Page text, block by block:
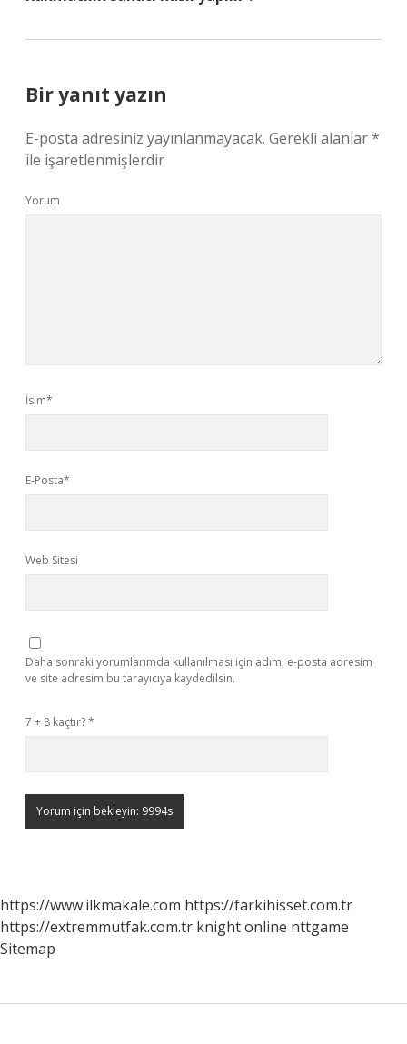
Bir yanıt yazın
E-posta adresiniz yayınlanmayacak. Gerekli alanlar*
ile işaretlenmişlerdir
Yorum
İsim*
E-Posta*
Web Sitesi
Daha sonraki yorumlarımda kullanılması için adım, e-posta adresim
ve site adresim bu tarayıcıya kaydedilsin.
7 + 8 kaçtır?*
https://www.ilkmakale.com https://farkihisset.com.tr
https://extremmutfak.com.tr knight online nttgame
Sitemap